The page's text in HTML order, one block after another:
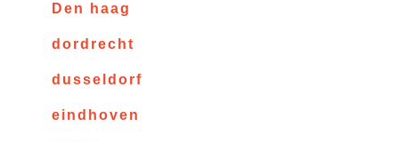
Den haag
dordrecht
dusseldorf
eindhoven